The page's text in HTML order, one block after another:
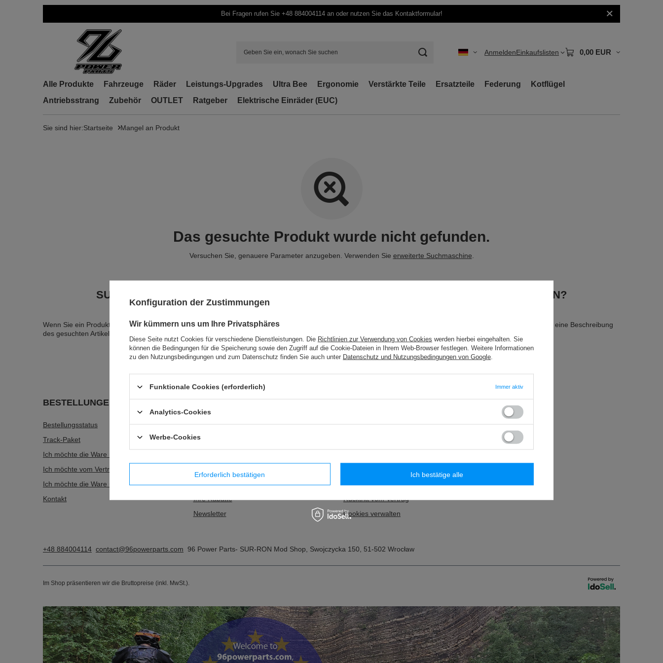
Bei Fragen rufen Sie +48 884004114 an oder nutzen Sie das Kontaktformular!
AnmeldenEinkaufslisten 0,00 EUR
Alle Produkte Fahrzeuge Räder Leistungs-Upgrades Ultra Bee Ergonomie Verstärkte Teile Ersatzteile Federung
Kotflügel
Antriebsstrang
Zubehör OUTLET Ratgeber Elektrische Einräder (EUC)
Sie sind hier:Startseite Mangel an Produkt
Das gesuchte Produkt wurde nicht gefunden.
Versuchen Sie, genauere Parameter anzugeben. Verwenden Sie erweiterte Suchmaschine
SUCHEN SIE NACH EINEM PRODUKT, DAS WIR IN UNSEREM SORTIMENT NICHT HABEN?
Wenn Sie ein Produkt in unserem Angebot nicht gefunden haben und es in unserem Shop kaufen möchten, können Sie ein spezielles Formular verwenden und uns eine Beschreibung
des gesuchten Artikels schicken. Um das zu können, müssen Sie
BESTELLUNGEN
Bestellungsstatus
Track-Paket
Ich möchte die Ware reklamieren
Ich möchte vom Vertrag zurücktreten
Ich möchte die Ware umtauschen
Kontakt
Warenkorb
Transaktionsverlauf
Ihre Rabatte
Newsletter
Datenschutz
Rücktritt vom Vertrag
Cookies verwalten
+48 884004114 contact@96powerparts.com 96 Power Parts- SUR-RON Mod Shop Swojczycka 150 51-502 Wrocław
Im Shop präsentieren wir die Bruttopreise (inkl. MwSt.).
Konfiguration der Zustimmungen
Wir kümmern uns um Ihre Privatsphäres
Diese Seite nutzt Cookies für verschiedene Dienstleistungen. Die Richtlinien zur Verwendung von Cookies werden hierbei eingehalten. Sie
können die Bedingungen für die Speicherung sowie den Zugriff auf die Cookie-Dateien in Ihrem Web-Browser festlegen. Weitere Informationen
zu den Nutzungsbedingungen und zum Datenschutz finden Sie auch unter Datenschutz und Nutzungsbedingungen von Google
Funktionale Cookies (erforderlich) Immer aktiv
Analytics-Cookies
Werbe-Cookies
Erforderlich bestätigen Ich bestätige alle